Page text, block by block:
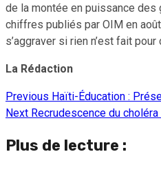
de la montée en puissance
chiffres publiés par OIM en
s’aggraver si rien n’est fait
La Rédaction
Continue
Previous Haïti-Éducation :
Next Recrudescence du
Plus de lecture :